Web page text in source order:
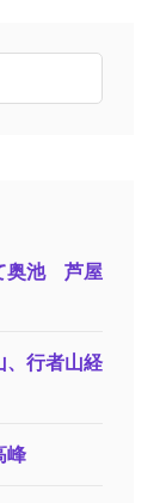
奥池 芦屋
行者山経
峰